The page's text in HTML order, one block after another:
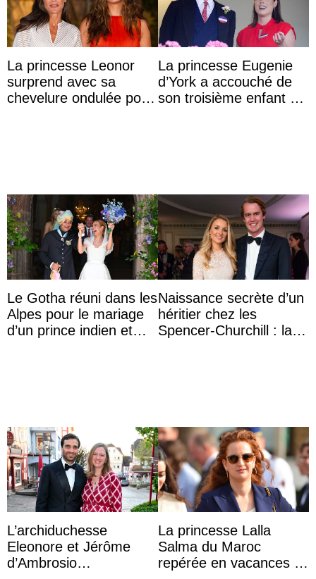
La princesse Leonor
surprend avec sa
chevelure ondulée pour
La princesse Eugenie
d’York a accouché de
son troisième enfant et
Le Gotha réuni dans les
Alpes pour le mariage
d’un prince indien et
Naissance secrète d’un
héritier chez les
Spencer-Churchill : la
L’archiduchesse
Eleonore et Jérôme
d’Ambrosio
La princesse Lalla
Salma du Maroc
repérée en vacances à